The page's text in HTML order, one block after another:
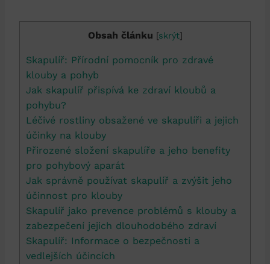
Obsah článku [skrýt]
Skapulíř: Přírodní pomocník pro zdravé
klouby a pohyb
Jak skapulíř přispívá ke zdraví kloubů a
pohybu?
Léčivé rostliny obsažené ve skapulíři a jejich
účinky na klouby
Přirozené složení skapulíře a jeho benefity
pro pohybový aparát
Jak správně používat skapulíř a zvýšit jeho
účinnost pro klouby
Skapulíř jako prevence problémů s klouby a
zabezpečení jejich dlouhodobého zdraví
Skapulíř: Informace o bezpečnosti a
vedlejších účincích